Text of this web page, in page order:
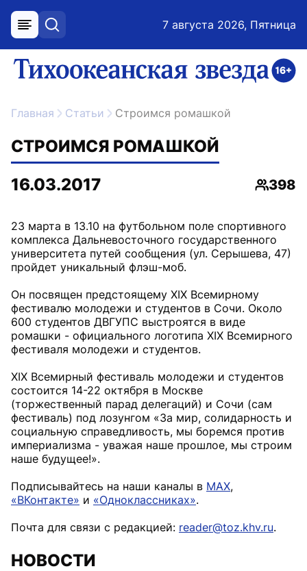
меню поиск 7 августа 2026, Пятница
ссылка на главную
Главная Статьи Строимся ромашкой
СТРОИМСЯ РОМАШКОЙ
16.03.2017
398
23 марта в 13.10 на футбольном поле спортивного
комплекса Дальневосточного государственного
университета путей сообщения (ул. Серышева, 47)
пройдет уникальный флэш-моб.
Он посвящен предстоящему ХIХ Всемирному
фестивалю молодежи и студентов в Сочи. Около
600 студентов ДВГУПС выстроятся в виде
ромашки - официального логотипа ХIХ Всемирного
фестиваля молодежи и студентов.
XIX Всемирный фестиваль молодежи и студентов
состоится 14-22 октября в Москве
(торжественный парад делегаций) и Сочи (сам
фестиваль) под лозунгом «За мир, солидарность и
социальную справедливость, мы боремся против
империализма - уважая наше прошлое, мы строим
наше будущее!».
Подписывайтесь на наши каналы в MAX,
«ВКонтакте» и «Одноклассниках».
Почта для связи с редакцией: reader@toz.khv.ru.
НОВОСТИ